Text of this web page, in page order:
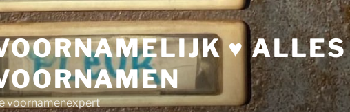
♥ ALLES
voornamenexpert